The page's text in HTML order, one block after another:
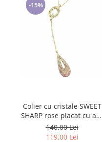
-15%
Colier cu cristale SWEET
SHARP rose placat cu aur
galben
140,00 Lei
119,00 Lei